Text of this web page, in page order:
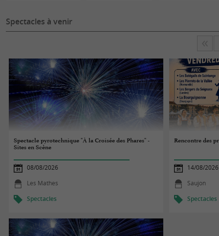
Spectacles à venir
Spectacle pyrotechnique "À la Croisée des Phares" -
Sites en Scène
08/08/2026
Les Mathes
Spectacles
Rencontre des
14/08/2026
Saujon
Spectacles